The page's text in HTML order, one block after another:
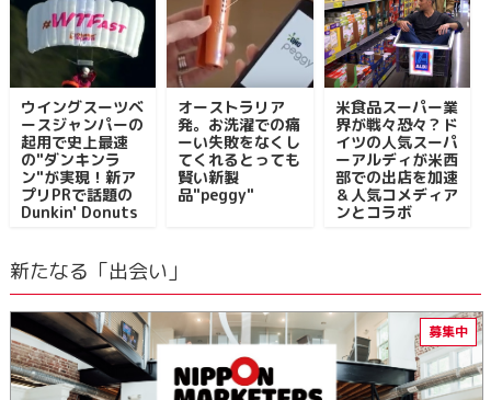
ウイングスーツベ
ースジャンパーの
起用で史上最速
の"ダンキンラ
ン"が実現！新ア
プリPRで話題の
Dunkin' Donuts
オーストラリア
発。お洗濯での痛
ーい失敗をなくし
てくれるとっても
賢い新製
品"peggy"
米食品スーパー業
界が戦々恐々？ド
イツの人気スーパ
ーアルディが米西
部での出店を加速
＆人気コメディア
ンとコラボ
新たなる「出会い」